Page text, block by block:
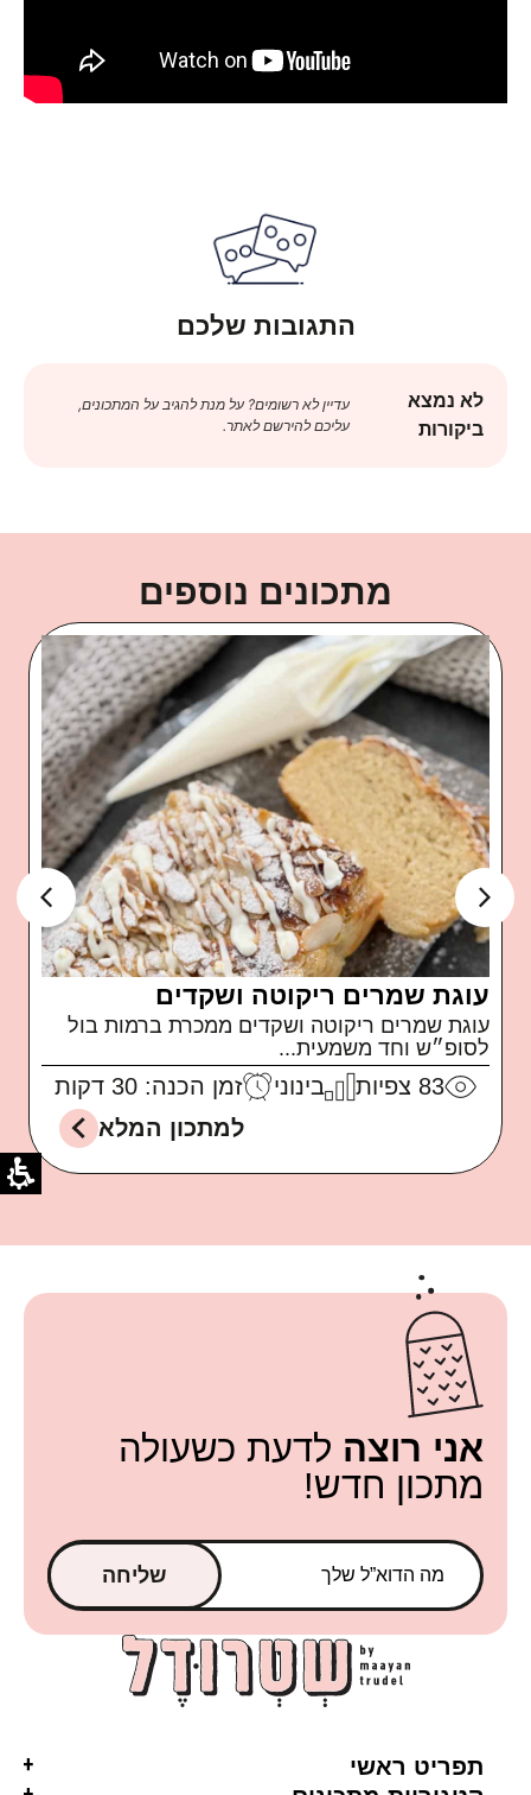
התגובות שלכם
לא נמצא
ביקורות
עדיין לא רשומים? על מנת להגיב על המתכונים,
עליכם להירשם לאתר.
מתכונים נוספים
עוגת שמרים ריקוטה ושקדים
עוגת שמרים ריקוטה ושקדים ממכרת ברמות בול
לסופ״ש וחד משמעית...
83 צפיות בינוני
זמן הכנה: 30 דקות
למתכון המלא
אני רוצה לדעת כשעולה
מתכון חדש!
שליחה
תפריט ראשי